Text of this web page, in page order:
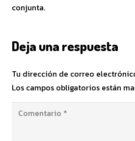
conjunta.
Deja una respuesta
Tu dirección de correo
Los campos obligatorios están